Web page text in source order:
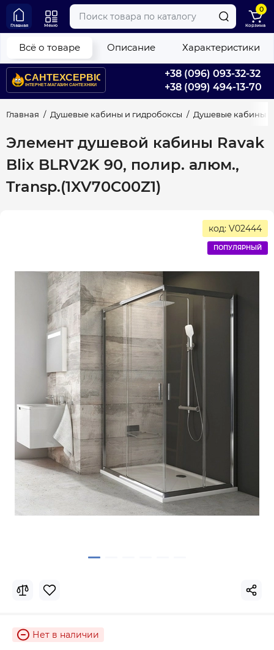
+38 (096) 093-32-32
+38 (099) 494-13-70
Главная Меню
0
Корзина
Главная Душевые кабины и гидробоксы Душевые кабины
Элемент душевой кабины Ravak
Blix BLRV2K 90, полир. алюм.,
Transp.(1XV70C00Z1)
Всё о товаре Описание Характеристики
код: V02444
ПОПУЛЯРНЫЙ
Нет в наличии